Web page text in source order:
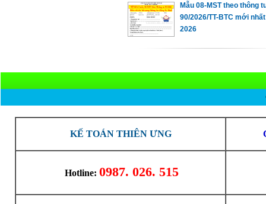
Mẫu 08-MST theo thông
90/2026/TT-BTC mới
2026
KẾ TOÁN THIÊN ƯNG
Hotline: 0987. 026. 515